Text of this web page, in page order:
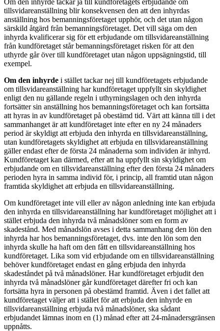
tillsvidareanställning blir konsekvensen den att den inhyrdas
anställning hos bemanningsföretaget upphör, och det utan någon
särskild åtgärd från bemanningsföretaget. Det vill säga om den
inhyrda kvalificerar sig för ett erbjudande om tillsvidareanställning
från kundföretaget står bemanningsföretaget risken för att den
uthyrde går över till kundföretaget utan någon uppsägningstid, till
exempel.
Om den inhyrde i stället tackar nej till kundföretagets erbjudande
om tillsvidareanställning har kundföretaget uppfyllt sin skyldighet
enligt den nu gällande regeln i uthyrningslagen och den inhyrda
fortsätter sin anställning hos bemanningsföretaget och kan fortsätta
att hyras in av kundföretaget på obestämd tid. Värt att känna till i det
sammanhanget är att kundföretaget inte efter en ny 24 månaders
period är skyldigt att erbjuda den inhyrda en tillsvidareanställning,
utan kundföretagets skyldighet att erbjuda en tillsvidareanställning
gäller endast efter de första 24 månaderna som individen är inhyrd.
Kundföretaget kan därmed, efter att ha uppfyllt sin skyldighet om
erbjudande om en tillsvidareanställning efter den första 24 månaders
perioden hyra in samma individ för, i princip, all framtid utan någon
framtida skyldighet att erbjuda en tillsvidareanställning.
Om kundföretaget inte vill eller av någon anledning inte kan erbjuda
den inhyrda en tillsvidareanställning har kundföretaget möjlighet att i
stället erbjuda den inhyrda två månadslöner som en form av
skadestånd. Med månadslön avses i detta sammanhang den lön den
inhyrda har hos bemanningsföretaget, dvs. inte den lön som den
inhyrda skulle ha haft om den fått en tillsvidareanställning hos
kundföretaget. Lika som vid erbjudande om en tillsvidareanställning
behöver kundföretaget endast en gång erbjuda den inhyrda
skadeståndet på två månadslöner. Har kundföretaget erbjudit den
inhyrda två månadslöner går kundföretaget därefter fri och kan
fortsätta hyra in personen på obestämd framtid. Även i det fallet att
kundföretaget väljer att i stället för att erbjuda den inhyrde en
tillsvidareanställning erbjuda två månadslöner, ska sådant
erbjudandet lämnas inom en (1) månad efter att 24-månadersgränsen
uppnåtts.